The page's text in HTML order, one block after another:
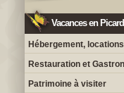
Vacances en
Hébergement, locations
Restauration et
Patrimoine à visiter